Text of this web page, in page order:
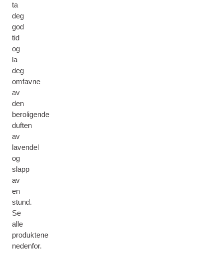
ta
deg
god
tid
og
la
deg
omfavne
av
den
beroligende
duften
av
lavendel
og
slapp
av
en
stund.
Se
alle
produktene
nedenfor.